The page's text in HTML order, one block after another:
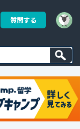
質問する